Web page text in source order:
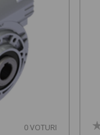
0 VOTURI